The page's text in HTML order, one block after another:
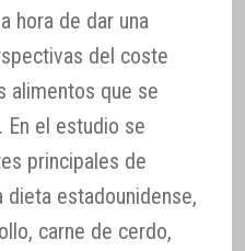
hora de dar una
del coste
alimentos que se
En el estudio se
principales de
estadounidense,
carne de cerdo,